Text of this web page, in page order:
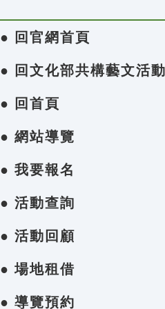
● 回官網首頁
● 回文化部共構藝文活
● 回首頁
● 網站導覽
● 我要報名
● 活動查詢
● 活動回顧
● 場地租借
● 導覽預約